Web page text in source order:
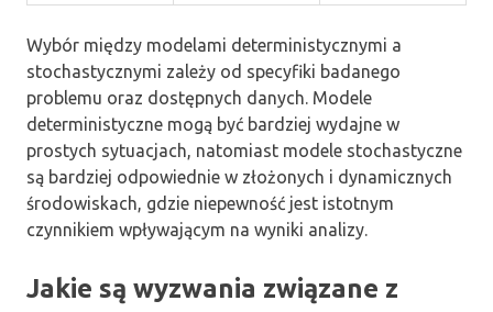
Wybór między modelami deterministycznymi a
stochastycznymi zależy od specyfiki badanego
problemu oraz dostępnych danych. Modele
deterministyczne mogą być bardziej wydajne w
prostych sytuacjach, natomiast modele stochastyczne
są bardziej odpowiednie w złożonych i dynamicznych
środowiskach, gdzie niepewność jest istotnym
czynnikiem wpływającym na wyniki analizy.
Jakie są wyzwania związane z